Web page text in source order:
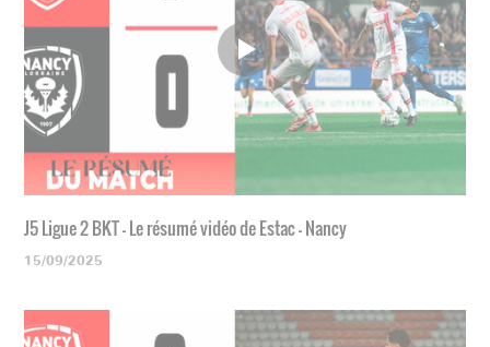
J5 Ligue 2 BKT - Le résumé vidéo de Estac - Nancy
15/09/2025